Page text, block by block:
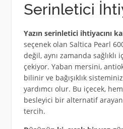
Serinletici
Yazın serinletici ihtiyacını
seçenek olan Saltica Pearl
değil, aynı zamanda sağlıklı
çekiyor. Yaban mersini,
bilinir ve bağışıklık
yardımcı olur. Bu içecek,
besleyici bir alternatif
tercih.